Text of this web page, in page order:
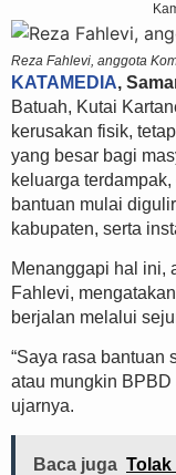
Reza Fahlevi, anggota
KATAMEDIA,
Batuah, Kutai
kerusakan fisik,
yang besar bagi
keluarga
bantuan mulai
kabupaten, serta
Menanggapi hal ini,
Fahlevi,
berjalan melalui
“Saya rasa bantuan
atau mungkin BPBD
ujarnya.
Baca juga Tolak